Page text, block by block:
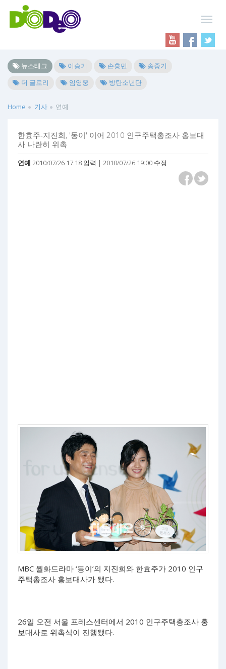
뉴스태그 이승기 손흥민
송중기
더 글로리
임영웅 방탄소년단
Home 기사 연예
한효주-지진희, '동이' 이어 2010 인구주택총조사 홍보대
사 나란히 위촉
연예 2010/07/26 17:18 입력 | 2010/07/26 19:00 수정
MBC 월화드라마 ‘동이’의 지진희와 한효주가 2010 인구
주택총조사 홍보대사가 됐다.
26일 오전 서울 프레스센터에서 2010 인구주택총조사 홍
보대사로 위촉식이 진행됐다.